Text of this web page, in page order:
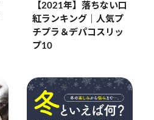
【2021年】落ちない口
紅ランキング｜人気プ
チプラ＆デパコスリッ
プ10